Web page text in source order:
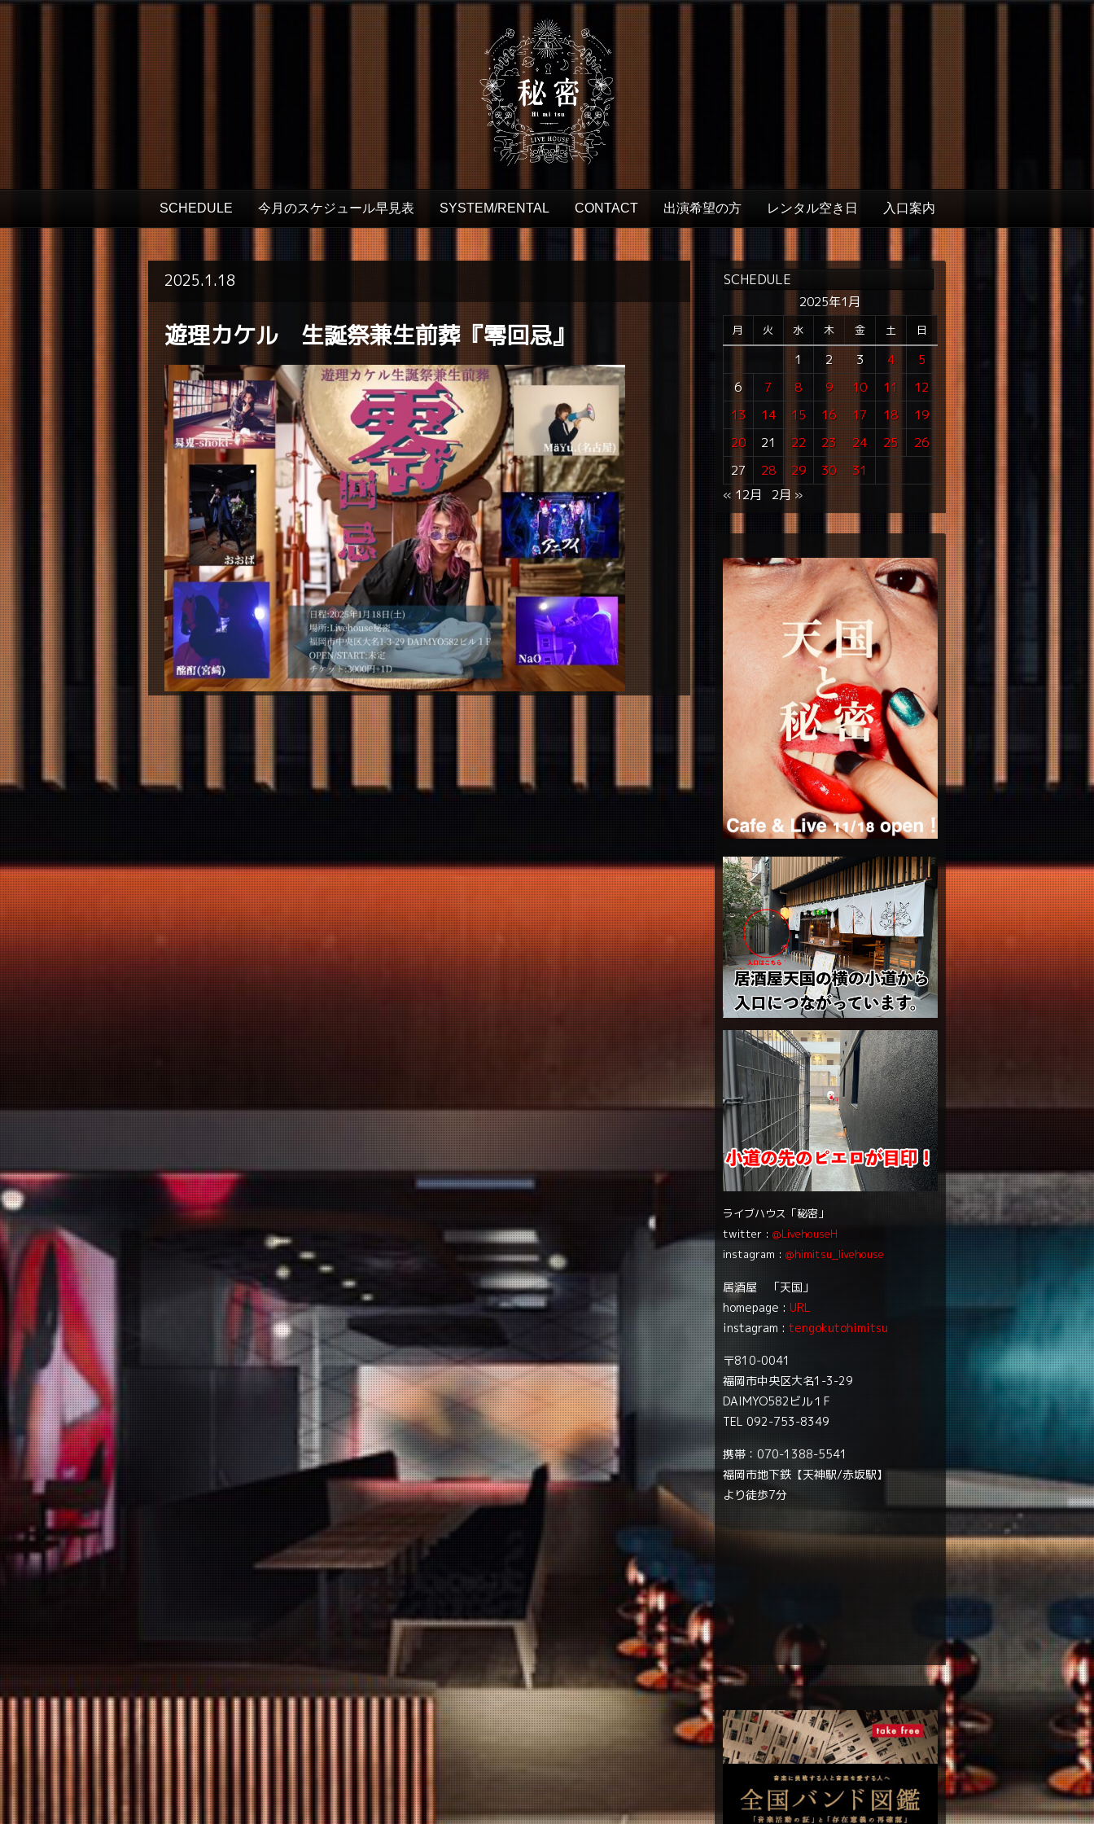
SCHEDULE 今月のスケジュール早見表 SYSTEM/RENTAL CONTACT 出演希望の方 レンタル空き日 入口案内
2025.1.18
遊理カケル 生誕祭兼生前葬『零回忌』
SCHEDULE
2025年1月
月 火 水 木 金 土 日
1 2 3 4
5
6
7 8 9 10 11
12
13
14 15 16 17 18
19
20
21 22 23 24 25
26
27
28 29 30
31
« 12月
2月 »
ライブハウス「秘密」
twitter : @LivehouseH
instagram : @himitsu_livehouse
居酒屋 「天国」
homepage : URL
instagram : tengokutohimitsu
〒810-0041
福岡市中央区大名1-3-29
DAIMYO582ビル１F
TEL 092-753-8349
携帯：070-1388-5541
福岡市地下鉄【天神駅/赤坂駅】
より徒歩7分